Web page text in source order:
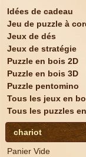
Idées de cadeau
Jeu de puzzle à
Jeux de dés
Jeux de stratégie
Puzzle en bois 2D
Puzzle en bois 3D
Puzzle pentomino
Tous les jeux en
Tous les puzzles
chariot
Panier Vide